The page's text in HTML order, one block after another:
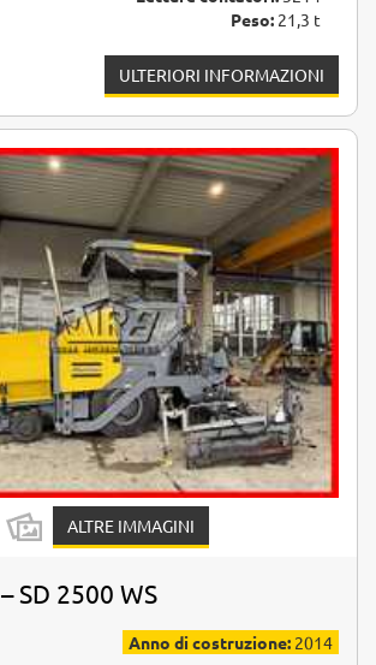
Peso: 21,3 t
ULTERIORI INFORMAZIONI
ALTRE IMMAGINI
– SD 2500 WS
Anno di costruzione: 2014